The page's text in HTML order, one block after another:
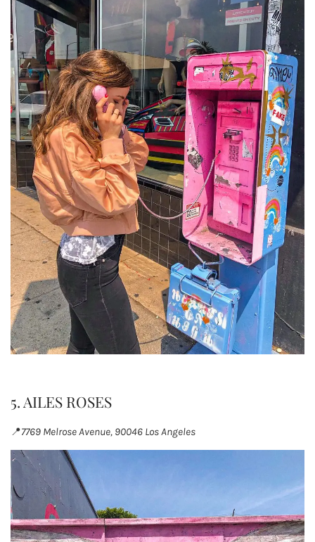
5. AILES ROSES
📍7769 Melrose Avenue, 90046 Los Angeles